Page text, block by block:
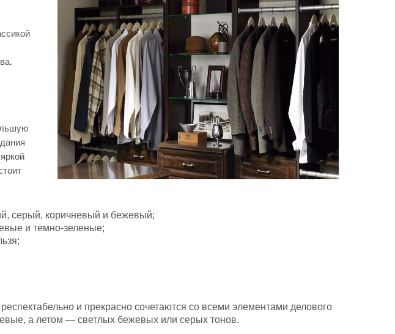
серый, коричневый и бежевый;
и темно-зеленые;
и прекрасно сочетаются со всеми элементами делового
а летом — светлых бежевых или серых тонов.